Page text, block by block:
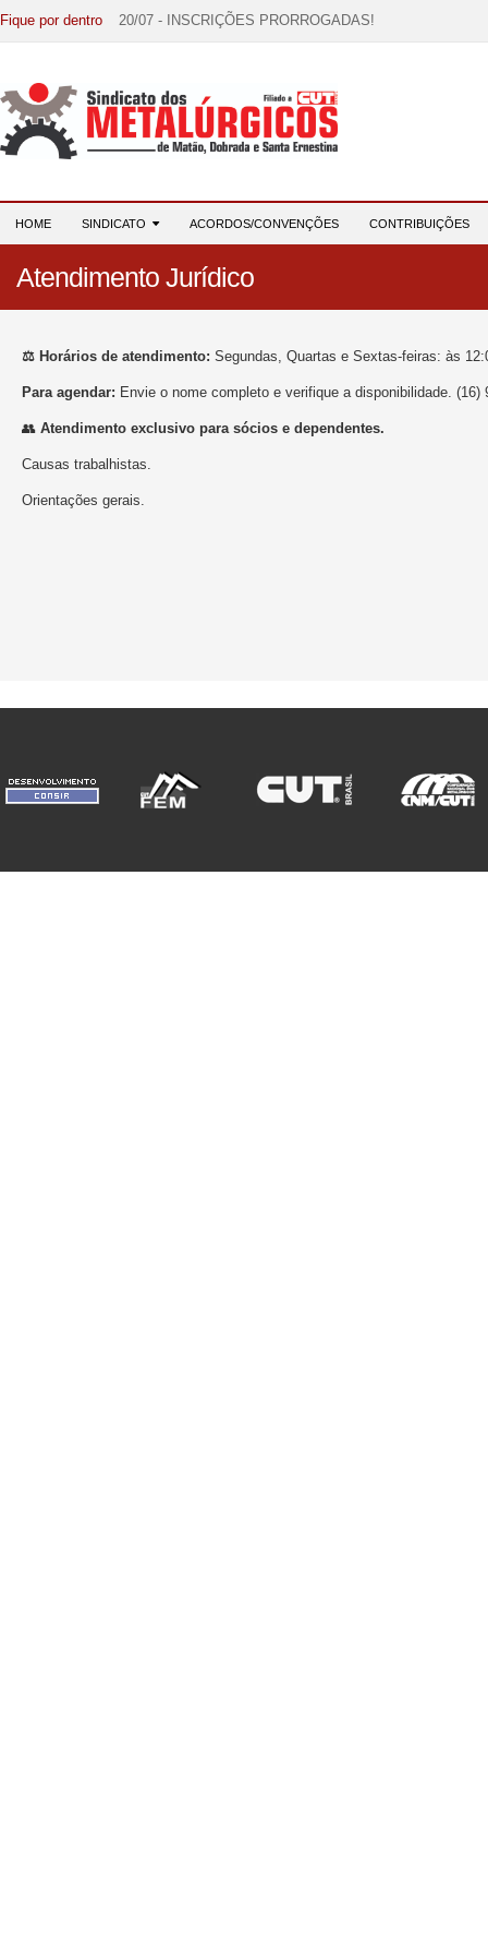
Fique por dentro 20/07 - INSCRIÇÕES PRORROGADAS!
07/07 - Increva-se! Link na descrição!
03/08 - DATA-BASE 2026: HORA DE UNIÃO E
HOME SINDICATO ACORDOS/CONVENÇÕES CONTRIBUIÇÕES
Atendimento Jurídico
⚖️ Horários de atendimento: Segundas, Quartas e Sextas-feiras: às
Para agendar: Envie o nome completo e verifique a disponibilidade. (16)
👥 Atendimento exclusivo para sócios e dependentes.
Causas trabalhistas.
Orientações gerais.